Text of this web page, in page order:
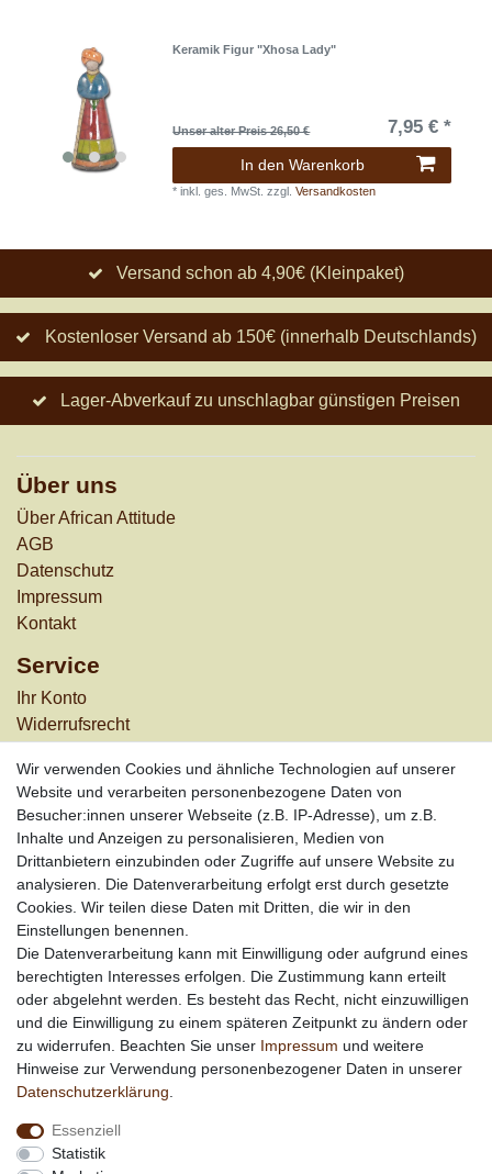
Keramik Figur "Xhosa Lady"
Unser alter Preis 26,50 € 7,95 € *
In den Warenkorb
*inkl. ges. MwSt. zzgl.Versandkosten
Versand schon ab 4,90€ (Kleinpaket)
Kostenloser Versand ab 150€ (innerhalb Deutschlands)
Lager-Abverkauf zu unschlagbar günstigen Preisen
Über uns
Über African Attitude
AGB
Datenschutz
Impressum
Kontakt
Service
Ihr Konto
Widerrufs­recht
Zahlungsarten
Informationen
Werbung
Links
Vertrag widerrufen
*außer Sonderartikel + Porto; keine Kombination mit
anderen Rabattaktionen
Wir verwenden Cookies und ähnliche Technologien auf unserer
Website und verarbeiten personenbezogene Daten von
Besucher:innen unserer Webseite (z.B. IP-Adresse), um z.B.
Inhalte und Anzeigen zu personalisieren, Medien von
Drittanbietern einzubinden oder Zugriffe auf unsere Website zu
analysieren. Die Datenverarbeitung erfolgt erst durch gesetzte
Cookies. Wir teilen diese Daten mit Dritten, die wir in den
Einstellungen benennen.
Die Datenverarbeitung kann mit Einwilligung oder aufgrund eines
berechtigten Interesses erfolgen. Die Zustimmung kann erteilt
oder abgelehnt werden. Es besteht das Recht, nicht einzuwilligen
und die Einwilligung zu einem späteren Zeitpunkt zu ändern oder
zu widerrufen. Beachten Sie unser Impressum und weitere
Hinweise zur Verwendung personenbezogener Daten in unserer
Daten­schutz­erklärung
Essenziell
Statistik